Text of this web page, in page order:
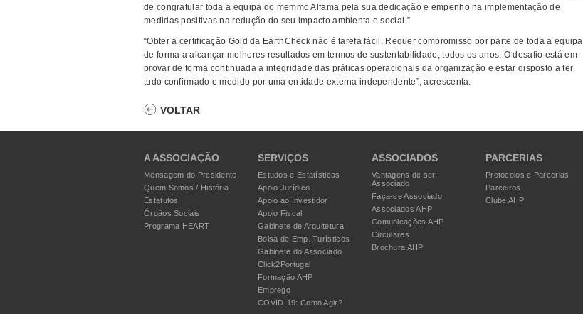
de congratular toda a equipa do memmo Alfama pela sua dedicação e empenho na implementação de
medidas positivas na redução do seu impacto ambienta e social.”
“Obter a certificação Gold da EarthCheck não é tarefa fácil. Requer compromisso por parte de toda a equipa
de forma a alcançar melhores resultados em termos de sustentabilidade, todos os anos. O desafio está em
provar de forma continuada a integridade das práticas operacionais da organização e estar disposto a ter
tudo confirmado e medido por uma entidade externa independente”, acrescenta.
VOLTAR
A ASSOCIAÇÃO
Mensagem do Presidente
Quem Somos / História
Estatutos
Órgãos Sociais
Programa HEART
SERVIÇOS
Estudos e Estatísticas
Apoio Jurídico
Apoio ao Investidor
Apoio Fiscal
Gabinete de Arquitetura
Bolsa de Emp. Turísticos
Gabinete do Associado
Click2Portugal
Formação AHP
Emprego
COVID-19: Como Agir?
ASSOCIADOS
Vantagens de ser
Associado
Faça-se Associado
Associados AHP
Comunicações AHP
Circulares
Brochura AHP
PARCERIAS
Protocolos e Parcerias
Parceiros
Clube AHP